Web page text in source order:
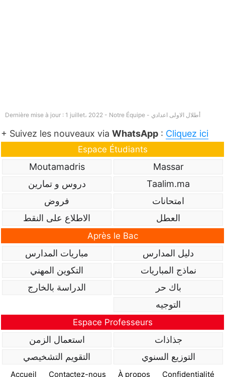
Dernière mise à jour : 1 juillet، 2022 - Notre Équipe - أطلال الاولى اعدادي
+ Suivez les nouveaux via WhatsApp : Cliquez ici
Espace Étudiants
Massar
Moutamadris
Taalim.ma
دروس و تمارين
امتحانات
فروض
العطل
الاطلاع على النقط
Après le Bac
دليل المدارس
مباريات المدارس
نماذج المباريات
التكوين المهني
باك حر
الدراسة بالخارج
التوجيه
Espace Professeurs
جذاذات
استعمال الزمن
التوزيع السنوي
التقويم التشخيصي
Accueil Contactez-nous À propos Confidentialité